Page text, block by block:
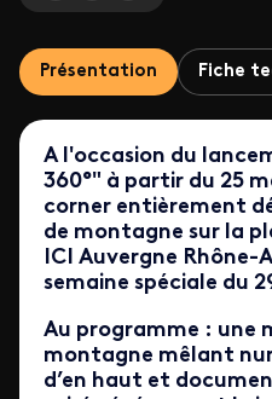
Présentation Fiche
A l'occasion du
360°" à partir du 25
corner entièrement
de montagne sur la
ICI Auvergne Rhône-
semaine spéciale du
Au programme : une
montagne mêlant
d’en haut et